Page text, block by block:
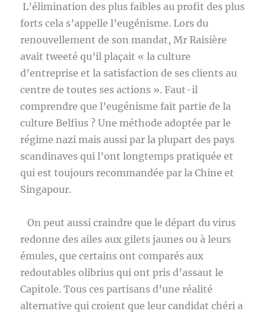
L’élimination des plus faibles au profit des plus
forts cela s’appelle l’eugénisme. Lors du
renouvellement de son mandat, Mr Raisière
avait tweeté qu’il plaçait « la culture
d’entreprise et la satisfaction de ses clients au
centre de toutes ses actions ». Faut-il
comprendre que l’eugénisme fait partie de la
culture Belfius ? Une méthode adoptée par le
régime nazi mais aussi par la plupart des pays
scandinaves qui l’ont longtemps pratiquée et
qui est toujours recommandée par la Chine et
Singapour.
On peut aussi craindre que le départ du virus
redonne des ailes aux gilets jaunes ou à leurs
émules, que certains ont comparés aux
redoutables olibrius qui ont pris d’assaut le
Capitole. Tous ces partisans d’une réalité
alternative qui croient que leur candidat chéri a